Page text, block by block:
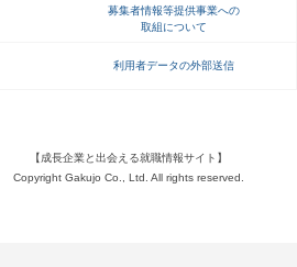
不明点があればこちら
募集者情報等提供事業への
取組について
利用者データの外部送信
【成長企業と出会える就職情報サイト】
Copyright Gakujo Co., Ltd. All rights reserved.